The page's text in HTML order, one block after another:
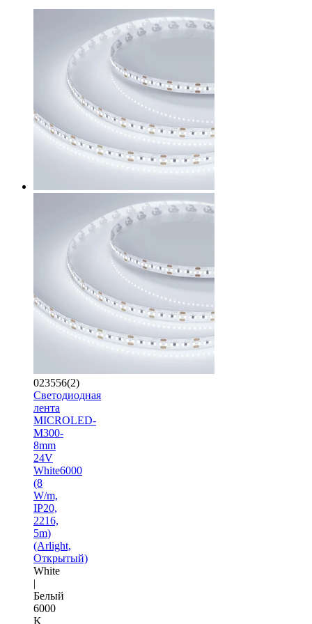
023556(2)
Светодиодная
лента
MICROLED-
M300-
8mm
24V
White6000
(8
W/m,
IP20,
2216,
5m)
(Arlight,
Открытый)
White
|
Белый
6000
K